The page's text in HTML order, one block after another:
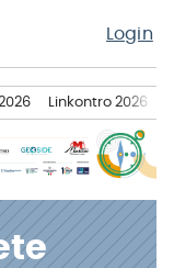
Login
Linkontro 2026